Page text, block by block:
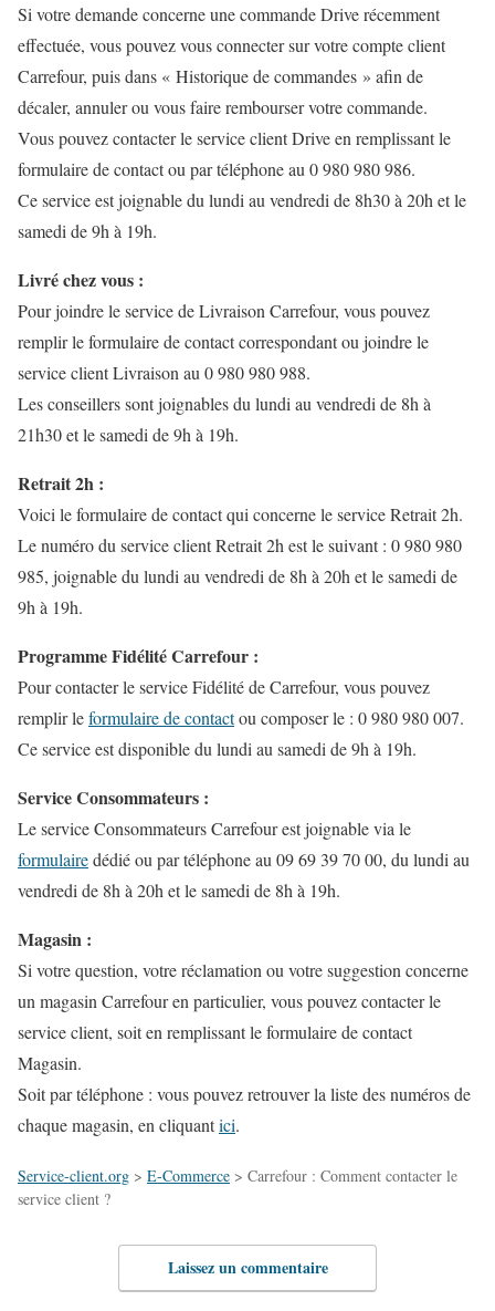
Si votre demande concerne une commande Drive récemment
effectuée, vous pouvez vous connecter sur votre compte client
Carrefour, puis dans « Historique de commandes » afin de
décaler, annuler ou vous faire rembourser votre commande.
Vous pouvez contacter le service client Drive en remplissant le
formulaire de contact ou par téléphone au 0 980 980 986.
Ce service est joignable du lundi au vendredi de 8h30 à 20h et le
samedi de 9h à 19h.
Livré chez vous :
Pour joindre le service de Livraison Carrefour, vous pouvez
remplir le formulaire de contact correspondant ou joindre le
service client Livraison au 0 980 980 988.
Les conseillers sont joignables du lundi au vendredi de 8h à
21h30 et le samedi de 9h à 19h.
Retrait 2h :
Voici le formulaire de contact qui concerne le service Retrait 2h.
Le numéro du service client Retrait 2h est le suivant : 0 980 980
985, joignable du lundi au vendredi de 8h à 20h et le samedi de
9h à 19h.
Programme Fidélité Carrefour :
Pour contacter le service Fidélité de Carrefour, vous pouvez
remplir leformulaire de contactou composer le : 0 980 980 007.
Ce service est disponible du lundi au samedi de 9h à 19h.
Service Consommateurs :
Le service Consommateurs Carrefour est joignable via le
formulairedédié ou par téléphone au 09 69 39 70 00, du lundi au
vendredi de 8h à 20h et le samedi de 8h à 19h.
Magasin :
Si votre question, votre réclamation ou votre suggestion concerne
un magasin Carrefour en particulier, vous pouvez contacter le
service client, soit en remplissant le formulaire de contact
Magasin.
Soit par téléphone : vous pouvez retrouver la liste des numéros de
chaque magasin, en cliquantici.
Service-client.org > E-Commerce > Carrefour : Comment contacter le
service client ?
Laissez un commentaire